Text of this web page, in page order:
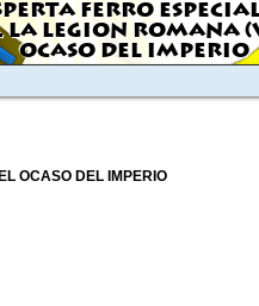
FERRO
LA LEGION ROMANA
OCASO DEL IMPERIO
OCASO DEL IMPERIO